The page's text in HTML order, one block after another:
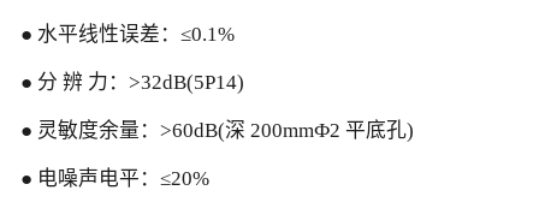
● 水平线性误差：≤0.1%
● 分 辨 力：>32dB(5P14)
● 灵敏度余量：>60dB(深 200mmФ2 平底孔)
● 电噪声电平：≤20%